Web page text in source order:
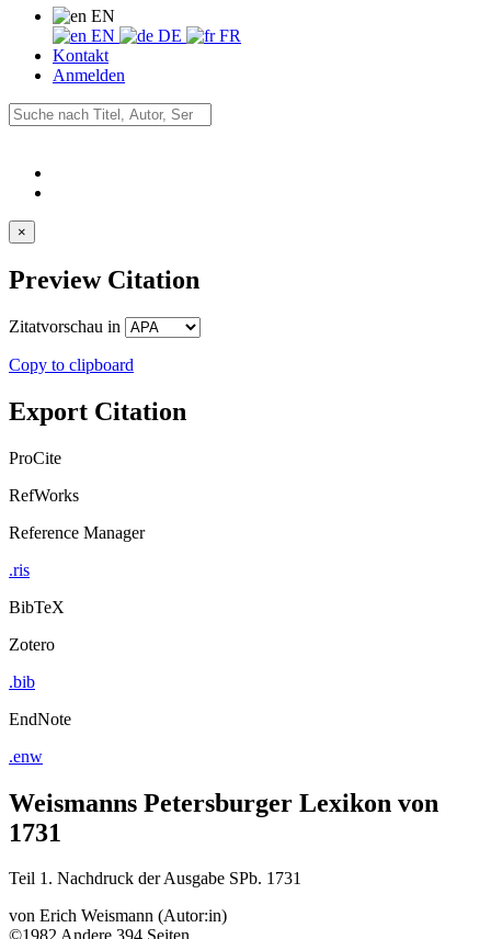
EN
EN
DE
FR
Kontakt
Anmelden
×
Preview Citation
Zitatvorschau in
Copy to clipboard
Export Citation
ProCite
RefWorks
Reference Manager
.ris
BibTeX
Zotero
.bib
EndNote
.enw
Weismanns Petersburger Lexikon von
1731
Teil 1. Nachdruck der Ausgabe SPb. 1731
von Erich Weismann (Autor:in)